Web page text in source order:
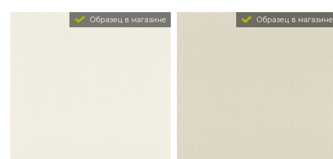
Образец в магазине Образец в магазине